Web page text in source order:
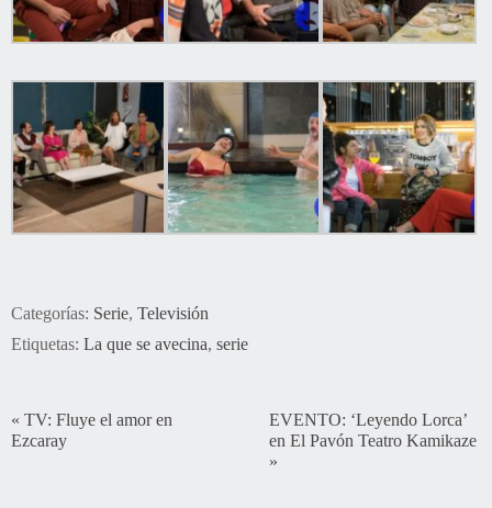
Categorías: Serie, Televisión
Etiquetas: La que se avecina, serie
« TV: Fluye el amor en
Ezcaray
EVENTO: ‘Leyendo Lorca’
en El Pavón Teatro Kamikaze
»